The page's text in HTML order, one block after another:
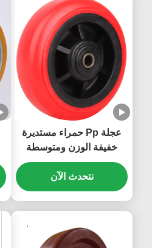
عجلة Pp حمراء مستديرة
خفيفة الوزن ومتوسطة
الوزن وعجلة Pp الأساسية
الصناعية شديدة التحمل
وفعالة من حيث التكلفة
نتحدث الآن